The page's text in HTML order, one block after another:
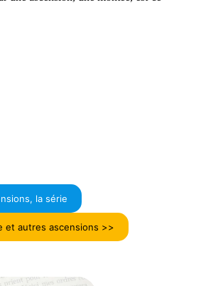
la série
et autres ascensions >>